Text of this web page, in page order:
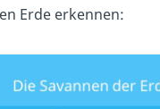
Erde erkennen: